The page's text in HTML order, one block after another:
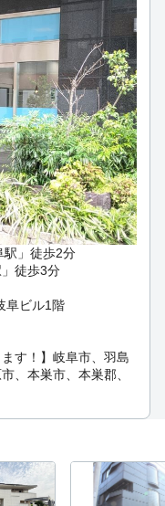
駅」徒歩2分
徒歩3分
阜ビル1階
す！】岐阜市、羽島
、本巣市、本巣郡、